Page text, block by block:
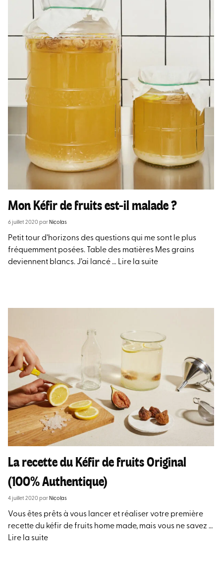
Mon Kéfir de fruits est-il malade ?
6 juillet 2020 par Nicolas
Petit tour d’horizons des questions qui me sont le plus
fréquemment posées. Table des matières Mes grains
deviennent blancs. J’ai lancé … Lire la suite
La recette du Kéfir de fruits Original
(100% Authentique)
4 juillet 2020par Nicolas
Vous êtes prêts à vous lancer et réaliser votre première
recette du kéfir de fruits home made, mais vous ne savez …
Lire la suite